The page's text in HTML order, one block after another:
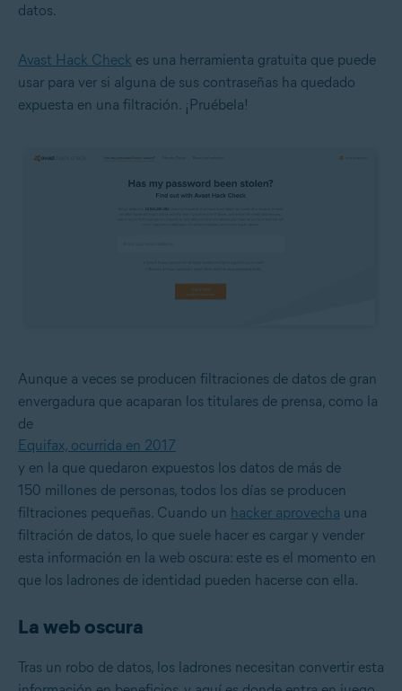
datos.
Avast Hack Check es una herramienta gratuita que puede
usar para ver si alguna de sus contraseñas ha quedado
expuesta en una filtración. ¡Pruébela!
Aunque a veces se producen filtraciones de datos de gran
envergadura que acaparan los titulares de prensa, como la
de
Equifax, ocurrida en 2017
y en la que quedaron expuestos los datos de más de
150 millones de personas, todos los días se producen
filtraciones pequeñas. Cuando un hacker aprovecha una
filtración de datos, lo que suele hacer es cargar y vender
esta información en la web oscura: este es el momento en
que los ladrones de identidad pueden hacerse con ella.
La web oscura
Tras un robo de datos, los ladrones necesitan convertir esta